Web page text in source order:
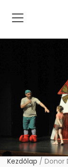
Kezdõlap / Donor